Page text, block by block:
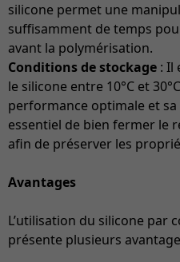
silicone permet une
suffisamment de temps
avant la polymérisation.
Conditions de stockage : Il
le silicone entre 10°C et
performance optimale et
essentiel de bien fermer le
afin de préserver les
Avantages
L’utilisation du silicone par
présente plusieurs